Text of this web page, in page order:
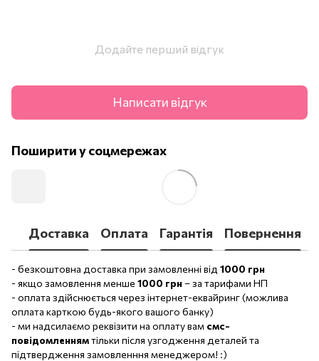
Додайте перший відгук
Написати відгук
Поширити у соцмережах
Доставка Оплата Гарантія Повернення
- безкоштовна доставка при замовленні від 1000 грн
- якщо замовлення менше 1000 грн– за тарифами НП
- оплата здійснюється через інтернет-еквайринг (можлива
оплата карткою будь-якого вашого банку)
- ми надсилаємо реквізити на оплату вам смс-
повідомленнямтільки після узгодження деталей та
підтвердження замовленння менеджером! :)